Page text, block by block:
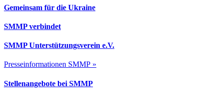
Gemeinsam für die Ukraine
SMMP verbindet
SMMP Unterstützungsverein e.V.
Presseinformationen SMMP »
Stellenangebote bei SMMP